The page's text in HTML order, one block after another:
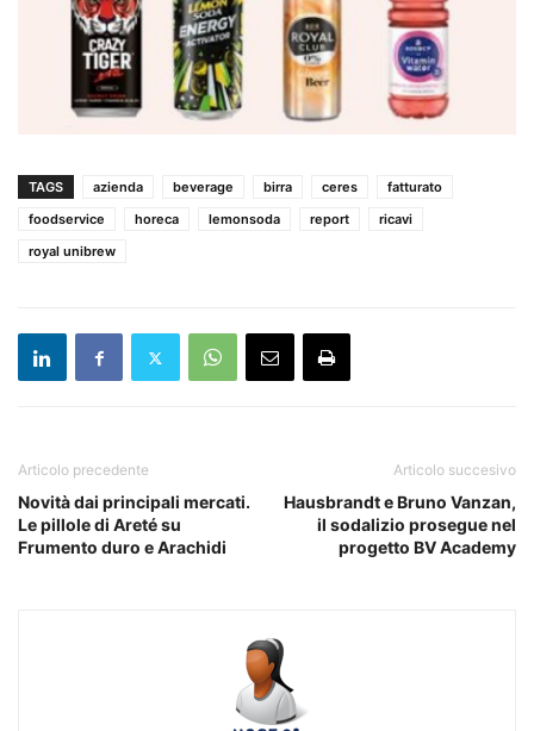
TAGS azienda beverage birra ceres
fatturato
foodservice
horeca lemonsoda report
ricavi
royal unibrew
Articolo precedente
Novità dai principali mercati.
Le pillole di Areté su
Frumento duro e Arachidi
Articolo succesivo
Hausbrandt e Bruno Vanzan,
il sodalizio prosegue nel
progetto BV Academy